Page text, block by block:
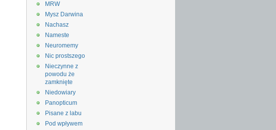
MRW
Mysz Darwina
Nachasz
Nameste
Neuromemy
Nic prostszego
Nieczynne z
powodu że
zamknięte
Niedowiary
Panopticum
Pisane z labu
Pod wpływem